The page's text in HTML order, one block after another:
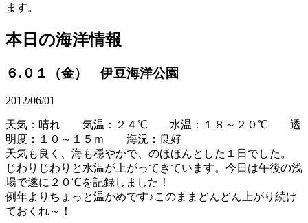
ます。
本日の海洋情報
６.０１（金） 伊豆海洋公園
2012/06/01
天気：晴れ 気温：２４℃ 水温：１８～２０℃ 透
明度：１０～１５ｍ 海況：良好
天気も良く、海も穏やかで、のほほんとした１日でした。
じわりじわりと水温が上がってきています。今日は午後の浅
場で遂に２０℃を記録しました！
例年よりちょっと温かめです♪このままどんどん上がり続け
ておくれ～！